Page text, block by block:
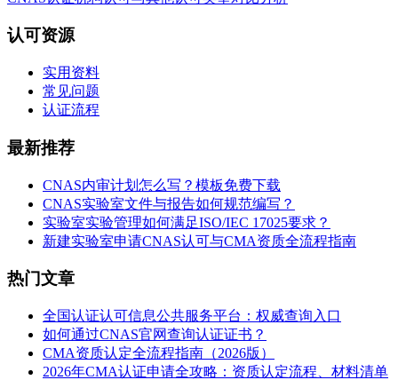
认可资源
实用资料
常见问题
认证流程
最新推荐
CNAS内审计划怎么写？模板免费下载
CNAS实验室文件与报告如何规范编写？
实验室实验管理如何满足ISO/IEC 17025要求？
新建实验室申请CNAS认可与CMA资质全流程指南
热门文章
全国认证认可信息公共服务平台：权威查询入口
如何通过CNAS官网查询认证证书？
CMA资质认定全流程指南（2026版）
2026年CMA认证申请全攻略：资质认定流程、材料清单